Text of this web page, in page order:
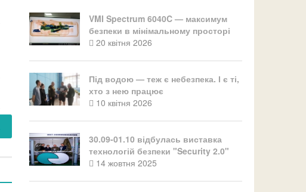
VMI Spectrum 6040C — максимум
безпеки в мінімальному просторі
20 квітня 2026
Під водою — теж є небезпека. І є ті,
хто з нею працює
10 квітня 2026
30.09-01.10 відбулась виставка
технологій безпеки "Security 2.0"
14 жовтня 2025